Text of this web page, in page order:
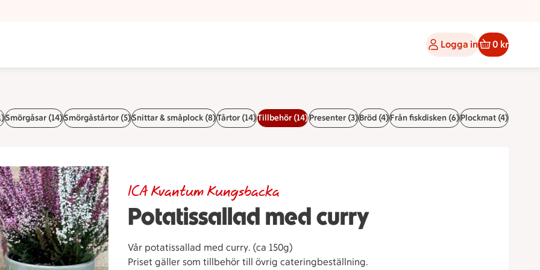
Logga in 0 kr
Smörgåsar (14)Smörgåstårtor (5)Snittar & småplock (8)Tårtor (14)Tillbehör (14)Presenter (3)Bröd (4)Från fiskdisken (6)Plockmat (4)
Potatissallad med curry
ICA Kvantum Kungsbacka
Vår potatissallad med curry. (ca 150g)
Priset gäller som tillbehör till övrig cateringbeställning.